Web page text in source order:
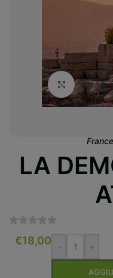
Clicca per
LA
€18,00 - +